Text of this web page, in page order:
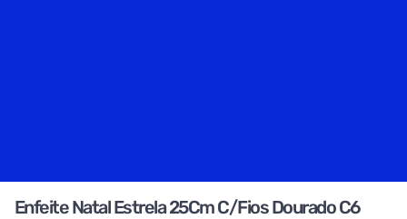
Enfeite Natal Estrela 25Cm C/Fios Dourado C6